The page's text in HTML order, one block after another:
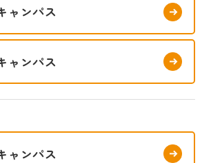
ャンパス
ャンパス
ャンパス